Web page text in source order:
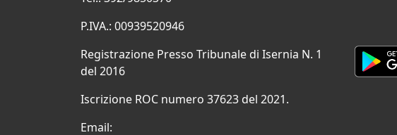
P.IVA.: 00939520946
Registrazione Presso Tribunale di Isernia N. 1
del 2016
Iscrizione ROC numero 37623 del 2021.
Email: